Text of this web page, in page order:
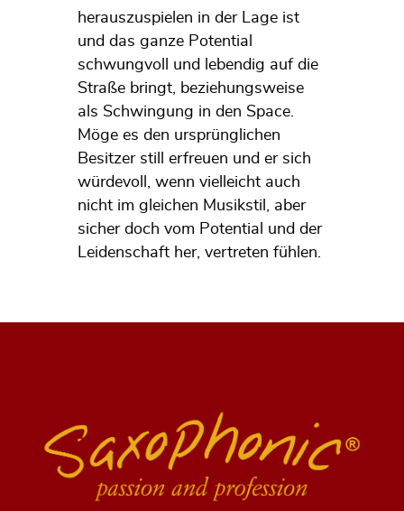
herauszuspielen in der Lage ist
und das ganze Potential
schwungvoll und lebendig auf die
Straße bringt, beziehungsweise
als Schwingung in den Space.
Möge es den ursprünglichen
Besitzer still erfreuen und er sich
würdevoll, wenn vielleicht auch
nicht im gleichen Musikstil, aber
sicher doch vom Potential und der
Leidenschaft her, vertreten fühlen.